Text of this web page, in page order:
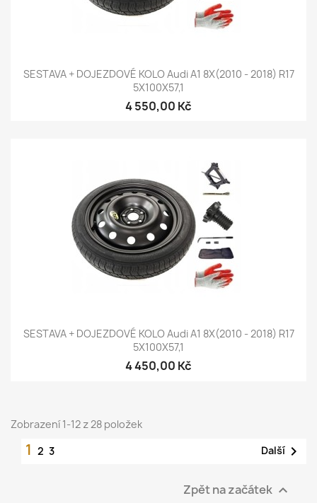
SESTAVA + DOJEZDOVÉ KOLO Audi A1 8X(2010 - 2018) R17
5X100X57,1
4 550,00 Kč
SESTAVA + DOJEZDOVÉ KOLO Audi A1 8X(2010 - 2018) R17
5X100X57,1
4 450,00 Kč
Zobrazení 1-12 z 28 položek
1 2 3 Další 
Zpět na začátek 